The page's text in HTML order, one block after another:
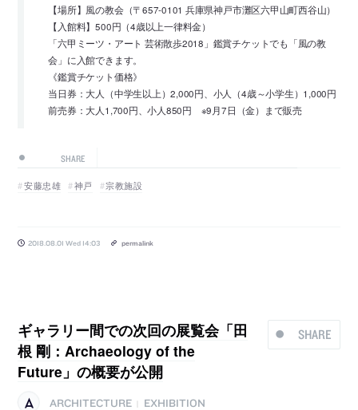
【場所】風の教会（〒657-0101 兵庫県神戸市灘区六甲山町西谷山）
【入館料】500円（4歳以上一律料金）
「六甲ミーツ・アート 芸術散歩2018」鑑賞チケットでも「風の教
会」に入館できます。
《鑑賞チケット価格》
当日券：大人（中学生以上）2,000円、小人（4歳～小学生）1,000円
前売券：大人1,700円、小人850円 ※9月7日（金）まで販売
SHARE
安藤忠雄 神戸 宗教施設
2018.08.01 Wed 14:03 permalink
SHARE
ギャラリー間での次回の展覧会「田
根 剛：Archaeology of the
Future」の概要が公開
ARCHITECTURE
EXHIBITION